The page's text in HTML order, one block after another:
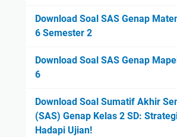
Download Soal SAS Genap
6 Semester 2
Download Soal SAS Genap
6
Download Soal Sumatif Akhir
(SAS) Genap Kelas 2 SD:
Hadapi Ujian!